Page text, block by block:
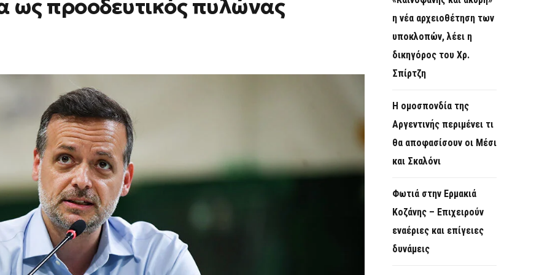
προοδευτικός πυλώνας
η νέα αρχειοθέτηση των
υποκλοπών, λέει η
δικηγόρος του Χρ.
Σπίρτζη
Η ομοσπονδία της
Αργεντινής περιμένει τι
θα αποφασίσουν οι Μέσι
και Σκαλόνι
Φωτιά στην Ερμακιά
Κοζάνης – Επιχειρούν
εναέριες και επίγειες
δυνάμεις